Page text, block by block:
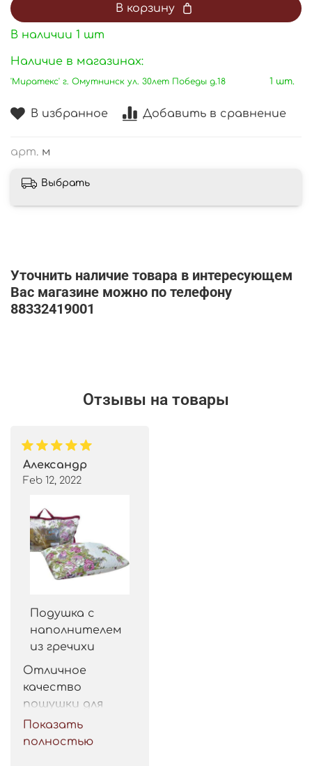
В избранное Добавить в сравнение
арт. м
В корзину
В наличии 1 шт
Наличие в магазинах:
'Миратекс' г. Омутнинск ул. 30лет Победы д.18 1 шт.
Выбрать
Уточнить наличие товара в интересующем
Вас магазине можно по телефону
88332419001
Отзывы на товары
Александр
Feb 12, 2022
Подушка с
наполнителем
из гречихи
Отличное
качество
пошушки для
такой цены.
Рекомендую.
Показать
полностью